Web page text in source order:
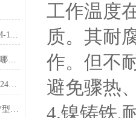
Rexroth力士乐电磁阀6311D-112-DM-111DA现货
Rexroth力士乐电磁阀的选型依据有哪些？
Rexroth力士乐电磁阀4WE6E6X/EG24N9K4库存充足
Rexroth力士乐电磁阀SL30PA2-44/V型号齐全
工作温度
质。其耐
作。但不
避免骤热
4.镍铸铁,